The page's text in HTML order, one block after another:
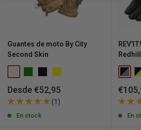
Guantes de moto By City
Second Skin
Precio
de
venta
Desde €52,95
(1)
En stock
Redhill
de
venta
En